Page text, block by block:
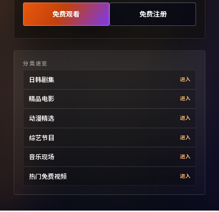
免费观看 免费注册
分类速览
日韩剧集 进入
精品电影 进入
动漫精选 进入
综艺节目 进入
音乐现场 进入
热门免费视频 进入